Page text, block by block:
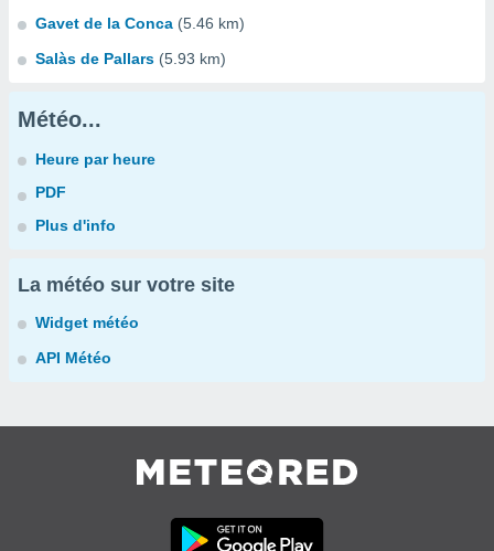
Gavet de la Conca (5.46 km)
Salàs de Pallars (5.93 km)
Météo...
Heure par heure
PDF
Plus d'info
La météo sur votre site
Widget météo
API Météo